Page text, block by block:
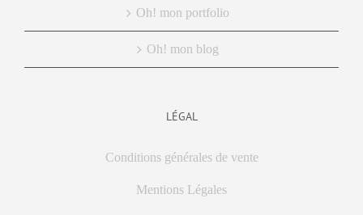
Oh! mon portfolio
Oh! mon blog
LÉGAL
Conditions générales de vente
Mentions Légales